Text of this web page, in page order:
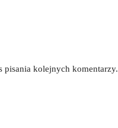
pisania kolejnych komentarzy.